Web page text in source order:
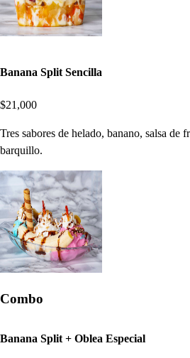
Banana Split Sencilla
$21,000
Tres sabores de helado, banano, salsa de
barquillo.
Combo
Banana Split + Oblea Especial